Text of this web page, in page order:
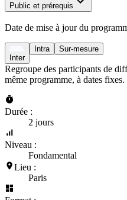
Public et prérequis
Date de mise à jour du
Inter
Intra Sur-mesure
Regroupe des participants de
même programme, à dates fixes.
Durée :
2 jours
Niveau :
Fondamental
Lieu :
Paris